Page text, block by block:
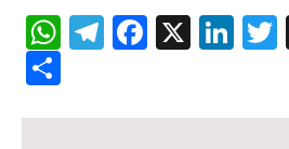
WhatsApp
Telegram
X